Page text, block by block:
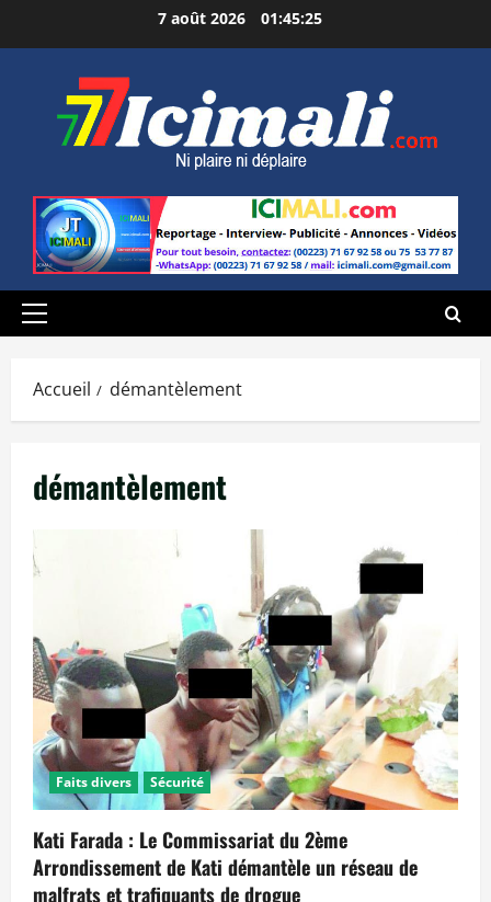
au
7 août 2026 01:45:26
Menu
Accueil démantèlement
démantèlement
Faits divers Sécurité
Kati Farada : Le Commissariat du 2ème
Arrondissement de Kati démantèle un réseau de
malfrats et trafiquants de drogue